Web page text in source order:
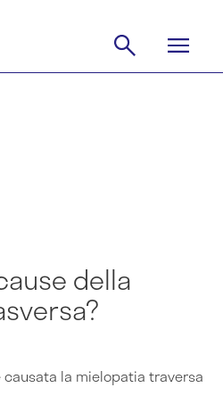
della
la mielopatia traversa